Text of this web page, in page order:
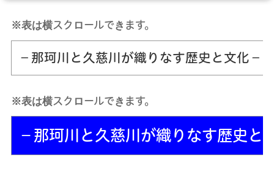
※表は横スクロールできます。
－那珂川と久慈川が織りなす歴史と文化－
※表は横スクロールできます。
－那珂川と久慈川が織りなす歴史と